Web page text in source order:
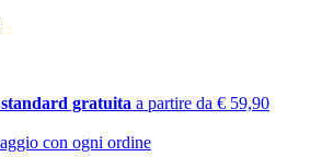
gratuita a partire da € 59,90
con ogni ordine